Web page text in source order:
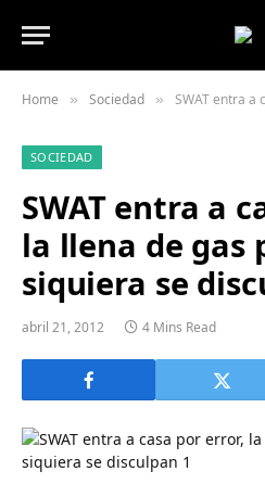
Home » Sociedad » SWAT entra a casa por
SOCIEDAD
SWAT entra a
la llena de gas
siquiera se
abril 21, 2012 4 Mins Read